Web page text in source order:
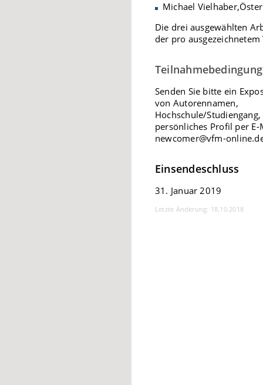
Michael
Die drei ausgewählten
der pro
Senden Sie bitte ein
von Autorennamen,
Hochschule/
persönliches Profil per E-
newcomer@vfm-
Einsendeschluss
31. Januar 2019
Letzte Änderung: 18.10.2018